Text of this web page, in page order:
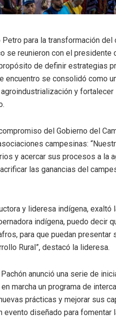
para la transformación del
se reunieron con el presidente
de definir estrategias
encuentro se consolidó como
y
del Gobierno del
campesinas:
y acercar sus procesos a la
las ganancias del
y lideresa indígena, exaltó
indígena, puedo decir
para que puedan
Rural”, destacó la lideresa.
anunció una serie de
marcha un programa de
prácticas y mejorar sus
diseñado para fomentar